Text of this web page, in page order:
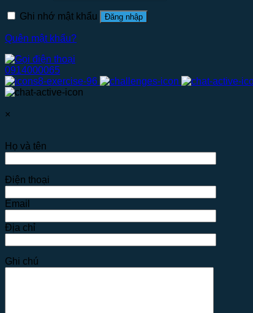
Ghi nhớ mật khẩu Đăng nhập
Quên mật khẩu?
0914000065
×
Họ và tên
Điện thoại
Email
Địa chỉ
Ghi chú